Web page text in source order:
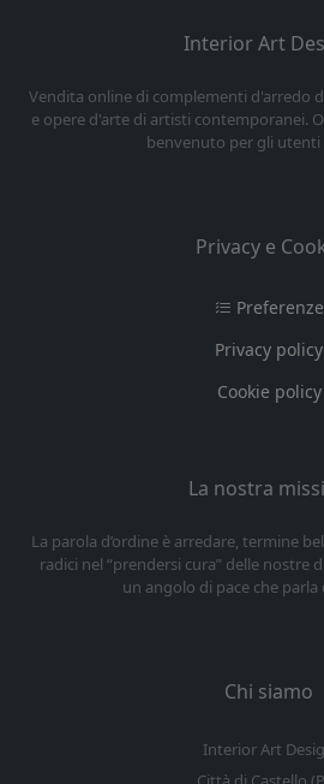
Interior Art
Vendita online di complementi d'arredo
e opere d'arte di artisti contemporanei.
benvenuto per gli utenti
Privacy e
Preferenze
Privacy policy
Cookie policy
La nostra
La parola d’ordine è arredare, termine
radici nel “prendersi cura” delle nostre
un angolo di pace che parla
Chi siamo
Interior Art